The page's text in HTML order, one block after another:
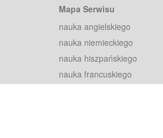
Mapa Serwisu
nauka angielskiego
nauka niemieckiego
nauka hiszpańskiego
nauka francuskiego